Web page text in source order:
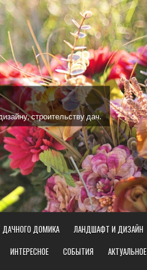
строительству дач.
ДАЧНОГО ДОМИКА
ЛАНДШАФТ И ДИЗАЙН
ИНТЕРЕСНОЕ СОБЫТИЯ
АКТУАЛЬНОЕ